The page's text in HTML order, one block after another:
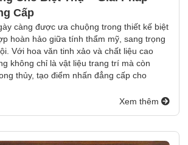
Cấp
càng được ưa chuộng trong thiết kế biệt
hoàn hảo giữa tính thẩm mỹ, sang trọng
Với hoa văn tinh xảo và chất liệu cao
không chỉ là vật liệu trang trí mà còn
thủy, tạo điểm nhấn đẳng cấp cho
Xem thêm